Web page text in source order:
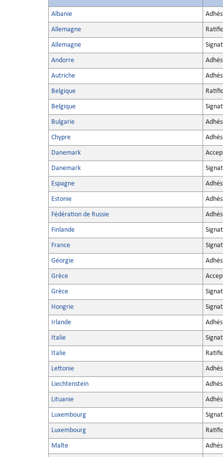
Albanie
Allemagne
Allemagne
Andorre
Autriche
Belgique
Belgique
Bulgarie
Chypre
Danemark
Danemark
Espagne
Estonie
Fédération de Russie
Finlande
France
Géorgie
Grèce
Grèce
Hongrie
Irlande
Italie
Italie
Lettonie
Liechtenstein
Lituanie
Luxembourg
Luxembourg
Malte